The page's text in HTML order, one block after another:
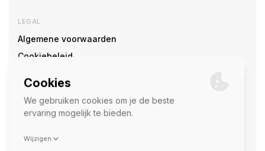
LEGAL
Algemene voorwaarden
Cookiebeleid
SOCIAL